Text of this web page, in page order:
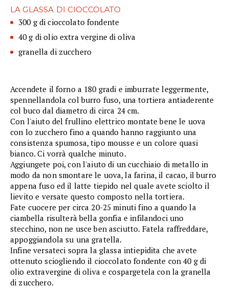
LA GLASSA DI CIOCCOLATO
300 g di cioccolato fondente
40 g di olio extra vergine di oliva
granella di zucchero
Accendete il forno a 180 gradi e imburrate leggermente,
spennellandola col burro fuso, una tortiera antiaderente
col buco dal diametro di circa 24 cm.
Con l'aiuto del frullino elettrico montate bene le uova
con lo zucchero fino a quando hanno raggiunto una
consistenza spumosa, tipo mousse e un colore quasi
bianco. Ci vorrà qualche minuto.
Aggiungete poi, con l'aiuto di un cucchiaio di metallo in
modo da non smontare le uova, la farina, il cacao, il burro
appena fuso ed il latte tiepido nel quale avete sciolto il
lievito e versate questo composto nella tortiera.
Fate cuocere per circa 20-25 minuti fino a quando la
ciambella risulterà bella gonfia e infilandoci uno
stecchino, non ne usce ben asciutto. Fatela raffreddare,
appoggiandola su una gratella.
Infine versateci sopra la glassa intiepidita che avete
ottenuto sciogliendo il cioccolato fondente con 40 g di
olio extravergine di oliva e cospargetela con la granella
di zucchero.